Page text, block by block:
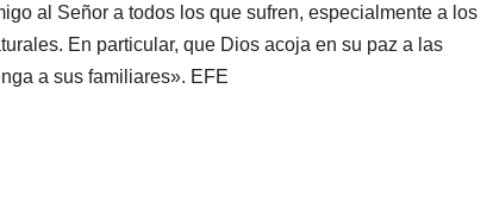
al Señor a todos los que sufren, especialmente a los
En particular, que Dios acoja en su paz a las
a sus familiares». EFE